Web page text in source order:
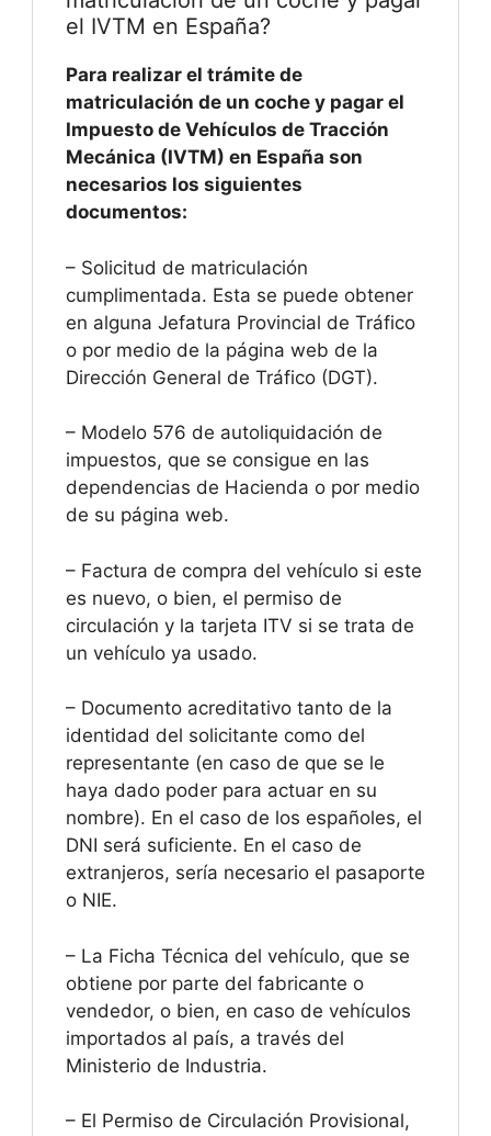
el IVTM en España?
Para realizar el trámite de
matriculación de un coche y pagar el
Impuesto de Vehículos de Tracción
Mecánica (IVTM) en España son
necesarios los siguientes
documentos:
– Solicitud de matriculación
cumplimentada. Esta se puede obtener
en alguna Jefatura Provincial de Tráfico
o por medio de la página web de la
Dirección General de Tráfico (DGT).
– Modelo 576 de autoliquidación de
impuestos, que se consigue en las
dependencias de Hacienda o por medio
de su página web.
– Factura de compra del vehículo si este
es nuevo, o bien, el permiso de
circulación y la tarjeta ITV si se trata de
un vehículo ya usado.
– Documento acreditativo tanto de la
identidad del solicitante como del
representante (en caso de que se le
haya dado poder para actuar en su
nombre). En el caso de los españoles, el
DNI será suficiente. En el caso de
extranjeros, sería necesario el pasaporte
o NIE.
– La Ficha Técnica del vehículo, que se
obtiene por parte del fabricante o
vendedor, o bien, en caso de vehículos
importados al país, a través del
Ministerio de Industria.
– El Permiso de Circulación Provisional,